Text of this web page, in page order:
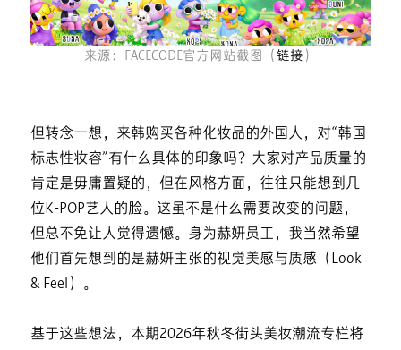
来源：FACECODE官方网站截图（ 链接 ）
但转念一想，来韩购买各种化妆品的外国人，对“韩国
标志性妆容”有什么具体的印象吗？大家对产品质量的
肯定是毋庸置疑的，但在风格方面，往往只能想到几
位K-POP艺人的脸。这虽不是什么需要改变的问题，
但总不免让人觉得遗憾。身为赫妍员工，我当然希望
他们首先想到的是赫妍主张的视觉美感与质感（Look
& Feel）。
基于这些想法，本期2026年秋冬街头美妆潮流专栏将